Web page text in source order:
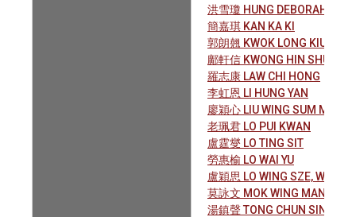
洪雪瓊 HUNG DEBORAH
簡嘉琪 KAN KA KI
郭朗翹 KWOK LONG KIU
鄺軒信 KWONG HIN SHUN
羅志康 LAW CHI HONG
李虹恩 LI HUNG YAN
廖穎心 LIU WING SUM
老珮君 LO PUI KWAN
盧霆燮 LO TING SIT
勞惠榆 LO WAI YU
盧穎思 LO WING SZE, WINNIE
莫詠文 MOK WING MAN
湯鎮聲 TONG CHUN SING